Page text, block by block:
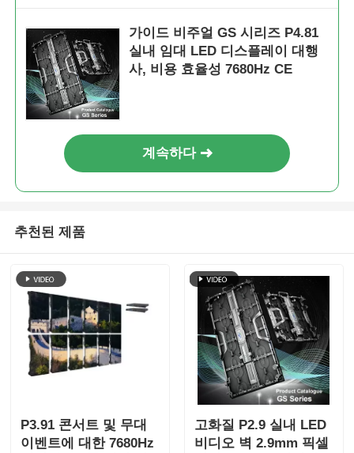
가이드 비주얼 GS 시리즈 P4.81
실내 임대 LED 디스플레이 대행
사, 비용 효율성 7680Hz CE
계속하다
추천된 제품
P3.91 콘서트 및 무대
이벤트에 대한 7680Hz
고화질 P2.9 실내 LED
비디오 벽 2.9mm 픽셀